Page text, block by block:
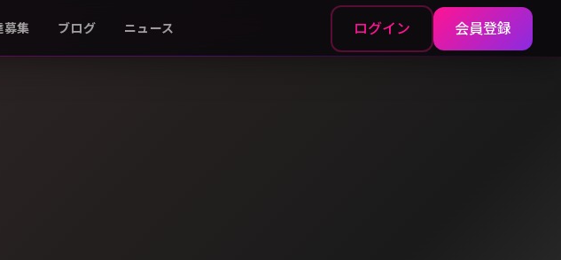
募集 ブログ ニュース ログイン 会員登録